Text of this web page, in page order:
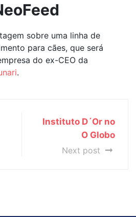
sobre uma linha de
para cães, que será
do ex-CEO da
.
Instituto D´Or no
O Globo
Next post